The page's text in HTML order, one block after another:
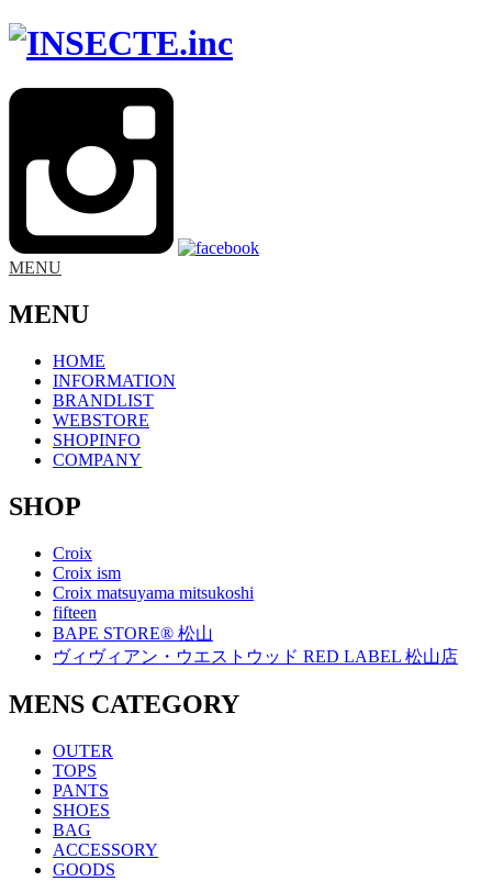
MENU
MENU
HOME
INFORMATION
BRANDLIST
WEBSTORE
SHOPINFO
COMPANY
SHOP
Croix
Croix ism
Croix matsuyama mitsukoshi
fifteen
BAPE STORE® 松山
ヴィヴィアン・ウエストウッド RED LABEL 松山店
MENS CATEGORY
OUTER
TOPS
PANTS
SHOES
BAG
ACCESSORY
GOODS